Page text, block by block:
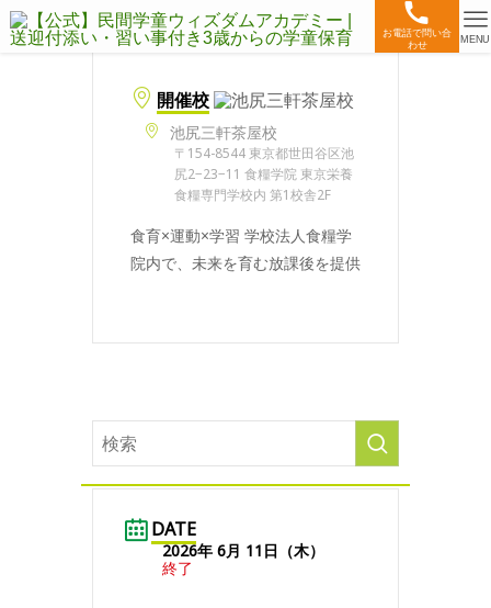
お電話で問い合
わせ
MENU
開催校
池尻三軒茶屋校
〒154-8544 東京都世田谷区池
尻2−23−11 食糧学院 東京栄養
食糧専門学校内 第1校舎2F
食育×運動×学習 学校法人食糧学
院内で、未来を育む放課後を提供
DATE
2026年 6月 11日（木）
終了